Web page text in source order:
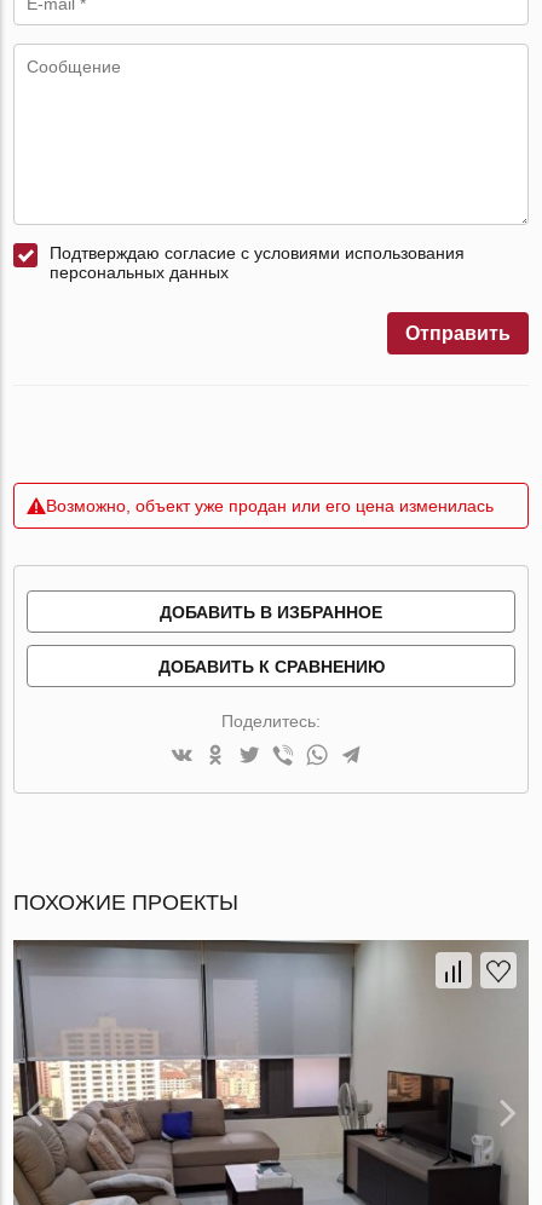
Подтверждаю согласие с условиями использования
персональных данных
Отправить
Возможно, объект уже продан или его цена изменилась
ДОБАВИТЬ В ИЗБРАННОЕ
ДОБАВИТЬ К СРАВНЕНИЮ
Поделитесь:
ПОХОЖИЕ ПРОЕКТЫ